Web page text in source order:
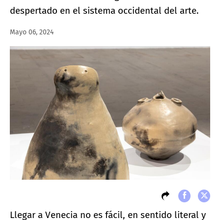
despertado en el sistema occidental del arte.
Mayo 06, 2024
Llegar a Venecia no es fácil, en sentido literal y